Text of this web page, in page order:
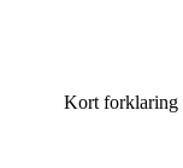
Kort forklaring